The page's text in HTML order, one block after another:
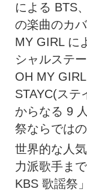
による BTS
の楽曲のカ
MY GIRL に
シャルステ
OH MY
STAYC(ステ
からなる 9
祭ならでは
世界的な人
力派歌手ま
KBS 歌謡祭」